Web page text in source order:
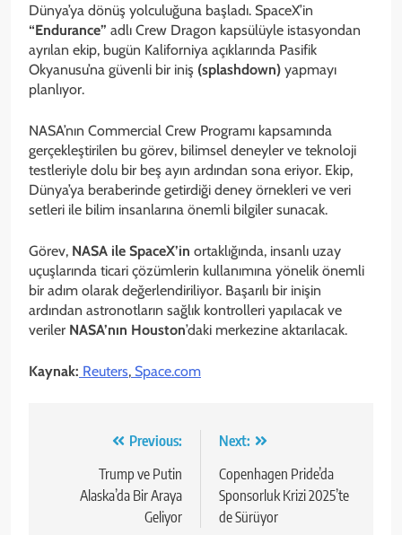
Dünya’ya dönüş yolculuğuna başladı. SpaceX’in
“Endurance” adlı Crew Dragon kapsülüyle istasyondan
ayrılan ekip, bugün Kaliforniya açıklarında Pasifik
Okyanusu’na güvenli bir iniş (splashdown) yapmayı
planlıyor.
NASA’nın Commercial Crew Programı kapsamında
gerçekleştirilen bu görev, bilimsel deneyler ve teknoloji
testleriyle dolu bir beş ayın ardından sona eriyor. Ekip,
Dünya’ya beraberinde getirdiği deney örnekleri ve veri
setleri ile bilim insanlarına önemli bilgiler sunacak.
Görev, NASA ile SpaceX’in ortaklığında, insanlı uzay
uçuşlarında ticari çözümlerin kullanımına yönelik önemli
bir adım olarak değerlendiriliyor. Başarılı bir inişin
ardından astronotların sağlık kontrolleri yapılacak ve
veriler NASA’nın Houston’daki merkezine aktarılacak.
Kaynak: Reuters, Space.com
gezinmesi
Previous:
Trump ve Putin
Alaska’da Bir Araya
Geliyor
Next:
Copenhagen Pride’da
Sponsorluk Krizi 2025’te
de Sürüyor